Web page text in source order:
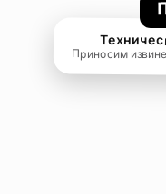
Приносим